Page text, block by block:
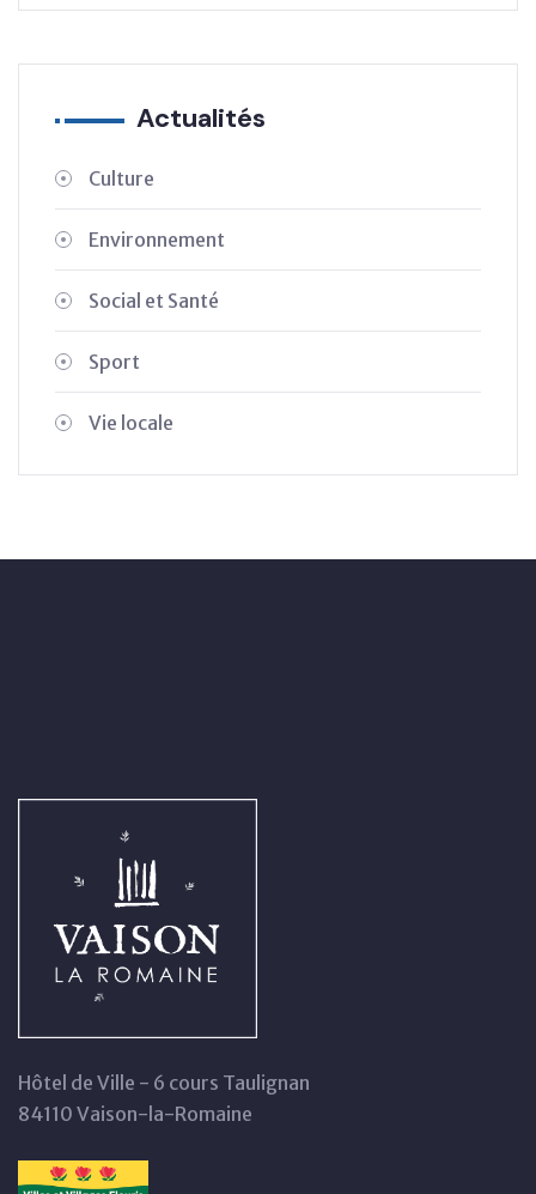
Actualités
Culture
Environnement
Social et Santé
Sport
Vie locale
Hôtel de Ville - 6 cours Taulignan
84110 Vaison-la-Romaine